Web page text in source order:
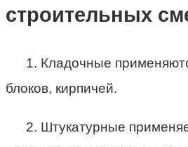
строительных
1. Кладочные
блоков, кирпичей.
2. Штукатурные